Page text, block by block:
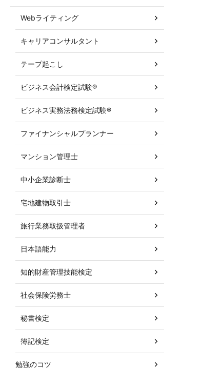
Webライティング
キャリアコンサルタント
テープ起こし
ビジネス会計検定試験®
ビジネス実務法務検定試験®
ファイナンシャルプランナー
マンション管理士
中小企業診断士
宅地建物取引士
旅行業務取扱管理者
日本語能力
知的財産管理技能検定
社会保険労務士
秘書検定
簿記検定
勉強のコツ